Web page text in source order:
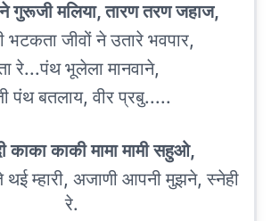
गुरूजी मलिया, तारण तरण जहाज,
भटकता जीवों ने उतारे भवपार,
रे...पंथ भूलेला मानवाने,
पंथ बतलाय, वीर प्रबु.....
काका काकी मामा मामी सहुओ,
म्हारी, अजाणी आपनी मुझने, स्नेही
रे.